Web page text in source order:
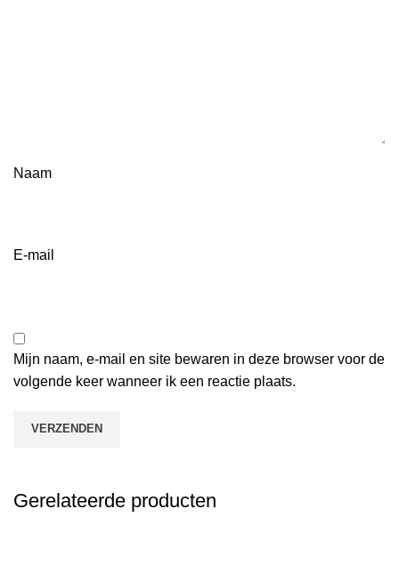
Naam
E-mail
Mijn naam, e-mail en site bewaren in deze browser voor de
volgende keer wanneer ik een reactie plaats.
Gerelateerde producten